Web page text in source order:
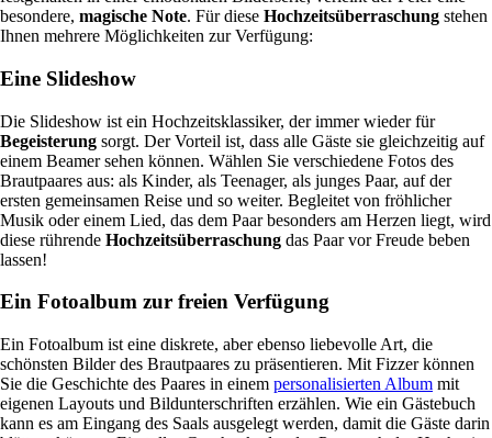
besondere, magische Note. Für diese Hochzeitsüberraschung stehen
Ihnen mehrere Möglichkeiten zur Verfügung:
Eine Slideshow
Die Slideshow ist ein Hochzeitsklassiker, der immer wieder für
Begeisterung sorgt. Der Vorteil ist, dass alle Gäste sie gleichzeitig auf
einem Beamer sehen können. Wählen Sie verschiedene Fotos des
Brautpaares aus: als Kinder, als Teenager, als junges Paar, auf der
ersten gemeinsamen Reise und so weiter. Begleitet von fröhlicher
Musik oder einem Lied, das dem Paar besonders am Herzen liegt, wird
diese rührende Hochzeitsüberraschung das Paar vor Freude beben
lassen!
Ein Fotoalbum zur freien Verfügung
Ein Fotoalbum ist eine diskrete, aber ebenso liebevolle Art, die
schönsten Bilder des Brautpaares zu präsentieren. Mit Fizzer können
Sie die Geschichte des Paares in einem personalisierten Album mit
eigenen Layouts und Bildunterschriften erzählen. Wie ein Gästebuch
kann es am Eingang des Saals ausgelegt werden, damit die Gäste darin